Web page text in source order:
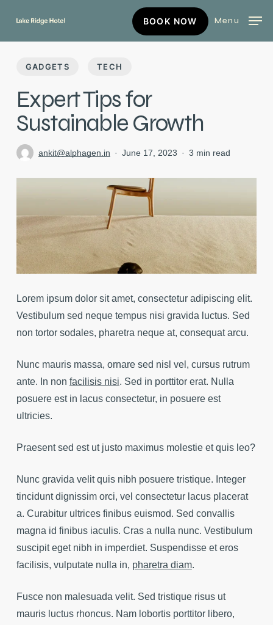
main
BOOK NOW
BOOK
NOW
Menu
GADGETS TECH
Expert Tips for
Sustainable Growth
ankit@alphagen.in June 17, 2023 3 min read
Lorem ipsum dolor sit amet, consectetur adipiscing elit.
Vestibulum sed neque tempus nisi gravida luctus. Sed
non tortor sodales, pharetra neque at, consequat arcu.
Nunc mauris massa, ornare sed nisl vel, cursus rutrum
ante. In non facilisis nisi. Sed in porttitor erat. Nulla
posuere est in lacus consectetur, in posuere est
ultricies.
Praesent sed est ut justo maximus molestie et quis leo?
Nunc gravida velit quis nibh posuere tristique. Integer
tincidunt dignissim orci, vel consectetur lacus placerat
a. Curabitur ultrices finibus euismod. Sed convallis
magna id finibus iaculis. Cras a nulla nunc. Vestibulum
suscipit eget nibh in imperdiet. Suspendisse et eros
facilisis, vulputate nulla in, pharetra diam.
Fusce non malesuada velit. Sed tristique risus ut
mauris luctus rhoncus. Nam lobortis porttitor libero,